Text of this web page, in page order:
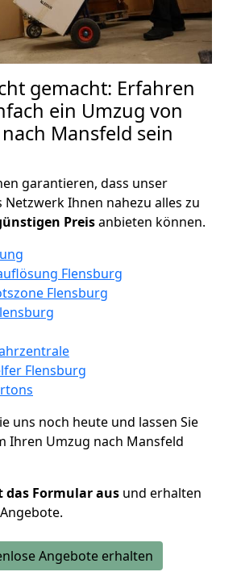
gemacht: Erfahren
ein Umzug von
Mansfeld sein
garantieren, dass unser
Ihnen nahezu alles zu
Preisanbieten können.
Flensburg
Flensburg
Flensburg
uns noch heute und lassen Sie
Ihren Umzug nach Mansfeld
das Formular aus und erhalten
Angebote erhalten